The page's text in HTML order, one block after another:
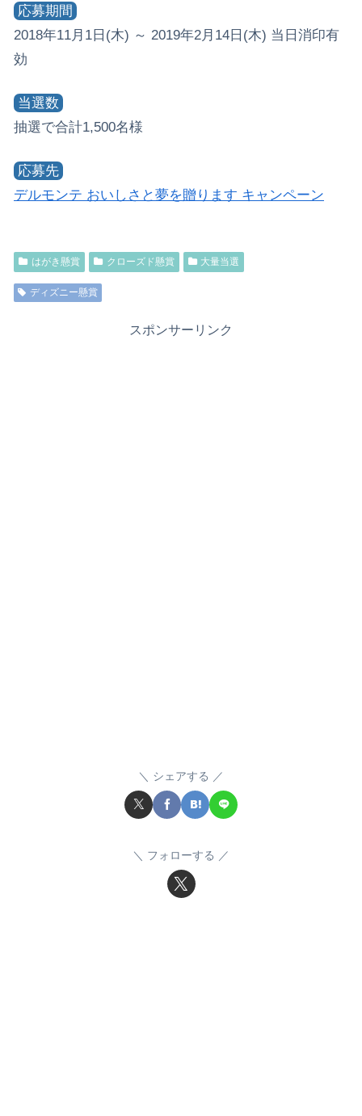
応募期間
2018年11月1日(木) ～ 2019年2月14日(木) 当日消印有
効
当選数
抽選で合計1,500名様
応募先
デルモンテ おいしさと夢を贈ります キャンペーン
はがき懸賞 クローズド懸賞 大量当選
ディズニー懸賞
スポンサーリンク
シェアする
フォローする